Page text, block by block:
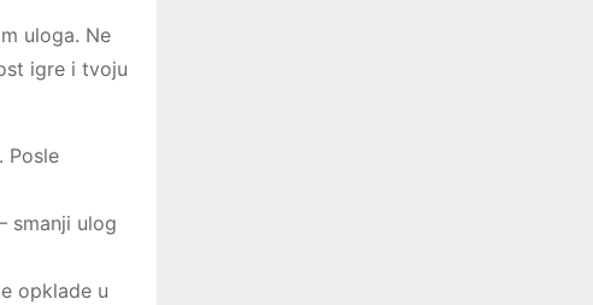
uloga. Ne
igre i tvoju
Posle
smanji ulog
opklade u